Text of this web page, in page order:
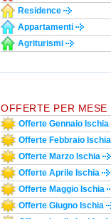
Residence
Appartamenti
Agriturismi
OFFERTE PER MESE
Offerte Gennaio Ischia
Offerte Febbraio Ischia
Offerte Marzo Ischia
Offerte Aprile Ischia
Offerte Maggio Ischia
Offerte Giugno Ischia